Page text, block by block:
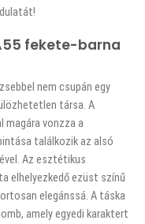
fekete-barna
nem csupán egy
társa. A
vonzza a
találkozik az alsó
Az esztétikus
elhelyezkedő ezüst színű
elegánssá. A táska
amely egyedi karaktert